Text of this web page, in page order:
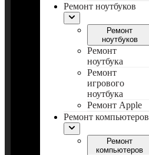
Ремонт ноутбуков
Ремонт
ноутбуков
Ремонт
ноутбука
Ремонт
игрового
ноутбука
Ремонт Apple
Ремонт компьютеров
Ремонт
компьютеров